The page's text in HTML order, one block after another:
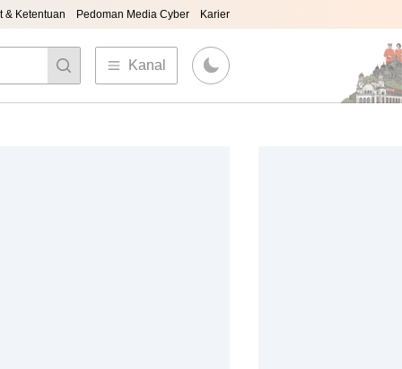
& Ketentuan Pedoman Media Cyber Karier
Kanal